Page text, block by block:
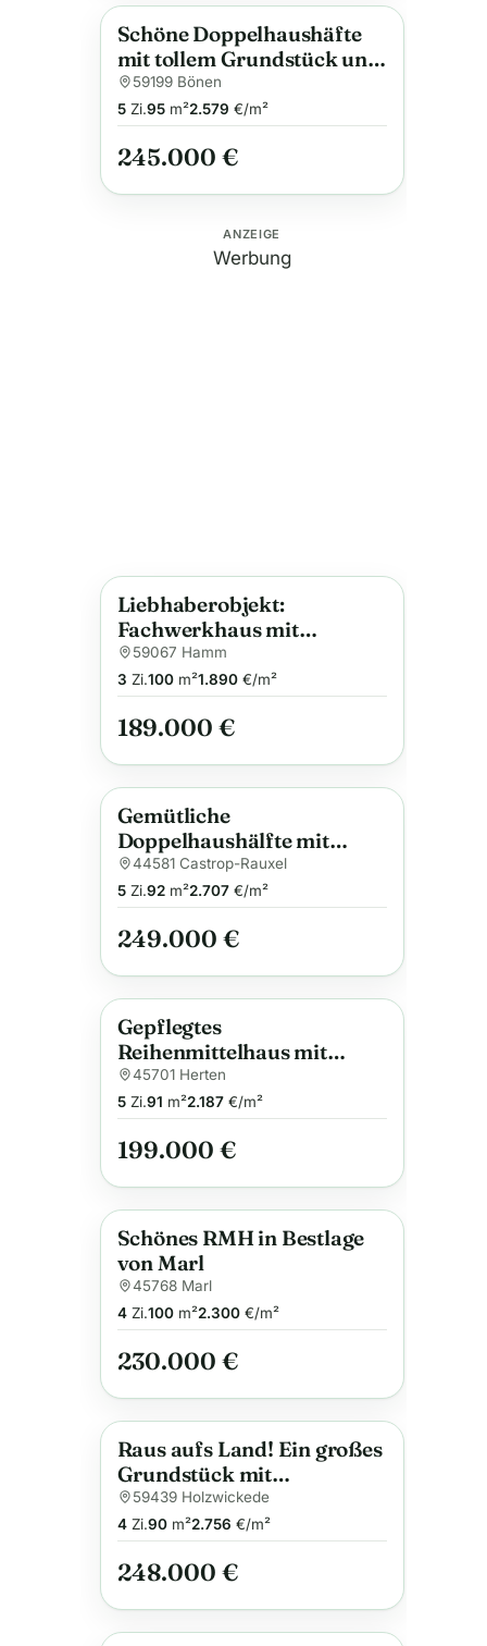
Anzeige
Schöne Doppelhaushäfte
mit tollem Grundstück und
kleinem Pool
59199 Bönen
5Zi.95m²2.579 €/m²
245.000 €
ANZEIGE
Werbung
Anzeige
Liebhaberobjekt:
Fachwerkhaus mit
riesigem Garten, viel
Nutzfläche und Garage
59067 Hamm
3 Zi.100m²1.890€/m²
189.000 €
Anzeige
Gemütliche
Doppelhaushälfte mit
Garage und einem schönen
Garten in ruhiger Lage
44581 Castrop-Rauxel
5Zi.92m²2.707€/m²
249.000 €
Anzeige
Gepflegtes
Reihenmittelhaus mit
Garten in ruhiger
Wohnlage von Herten
Langenbochum
45701 Herten
5Zi.91 m²2.187€/m²
199.000 €
Anzeige
Schönes RMH in Bestlage
von Marl
45768 Marl
4Zi.100m²2.300€/m²
230.000 €
Anzeige
Raus aufs Land! Ein großes
Grundstück mit
Doppelhaushälfte wartet
auf Sie!
59439 Holzwickede
4Zi.90m²2.756 €/m²
248.000 €